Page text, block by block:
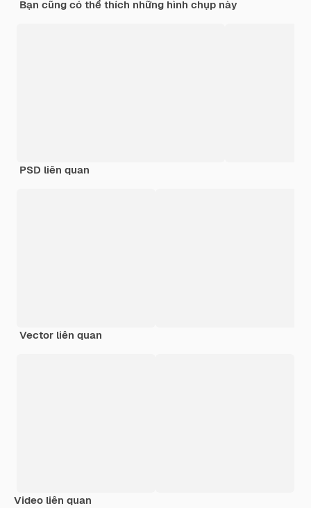
Bạn cũng có thể thích những hình chụp này
PSD liên quan
Vector liên quan
Video liên quan